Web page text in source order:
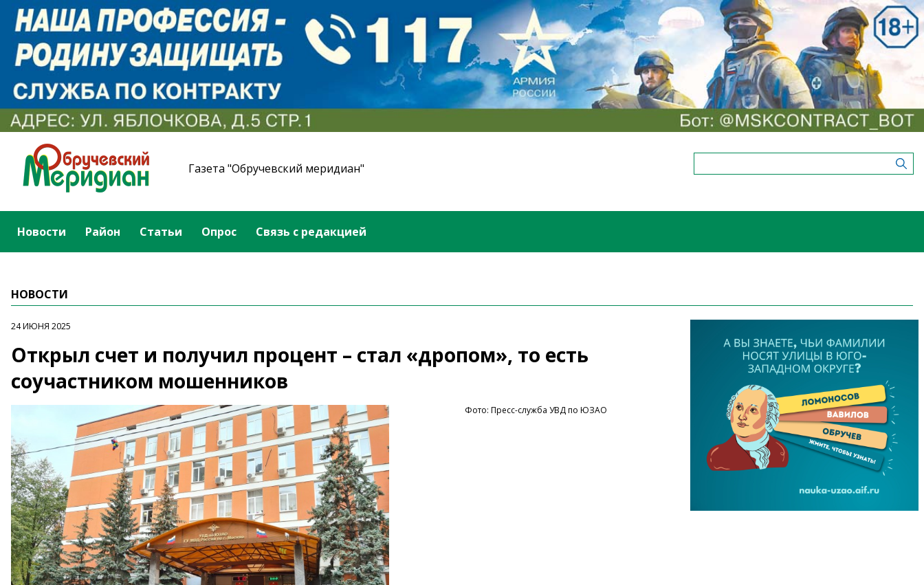
Газета "Обручевский меридиан"
Новости Район Статьи Опрос Связь с редакцией
НОВОСТИ
24 ИЮНЯ 2025
Открыл счет и получил процент – стал «дропом», то есть
соучастником мошенников
Фото: Пресс-служба УВД по ЮЗАО